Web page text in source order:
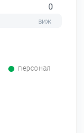
0
персонал